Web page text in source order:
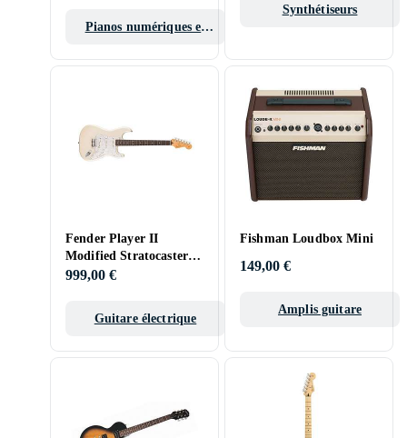
Pianos numériques et
Synthétiseurs
Fender Player II
Modified Stratocaster
RW Olympic Pearl
999,00 €
Guitare électrique
Fishman Loudbox Mini
149,00 €
Amplis guitare